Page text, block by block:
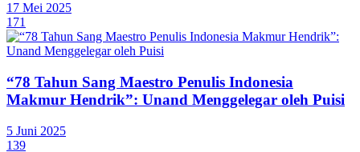
17 Mei 2025
171
“78 Tahun Sang Maestro Penulis Indonesia
Makmur Hendrik”: Unand Menggelegar oleh Puisi
5 Juni 2025
139